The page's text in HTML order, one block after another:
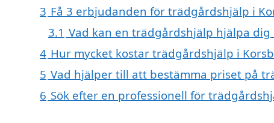
3 Få 3 erbjudanden för trädgårdshjälp i
3.1 Vad kan en trädgårdshjälp hjälpa dig
4 Hur mycket kostar trädgårdshjälp i
5 Vad hjälper till att bestämma priset på
6 Sök efter en professionell för